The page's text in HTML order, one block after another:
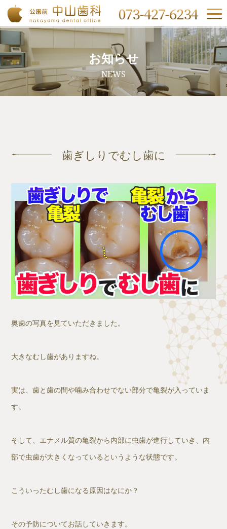
お知らせ
NEWS
歯ぎしりでむし歯に
奥歯の写真を見ていただきました。
大きなむし歯がありますね。
実は、歯と歯の間や噛み合わせでない部分で亀裂が入っていま
す。
そして、エナメル質の亀裂から内部に虫歯が進行していき、内
部で虫歯が大きくなっているというような状態です。
こういったむし歯になる原因はなにか？
その予防についてお話していきます。